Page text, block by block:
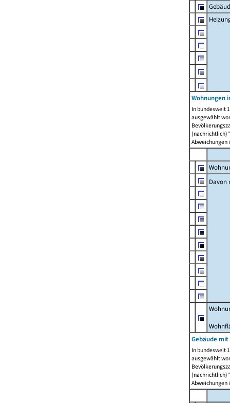
Wohnungen
In bundesweit
ausgewählt
Abweichungen
Davon
Gebäude
In bundesweit
ausgewählt
Abweichungen